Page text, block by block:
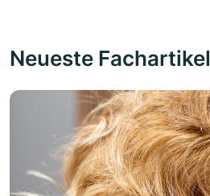
Neueste Fachartikel